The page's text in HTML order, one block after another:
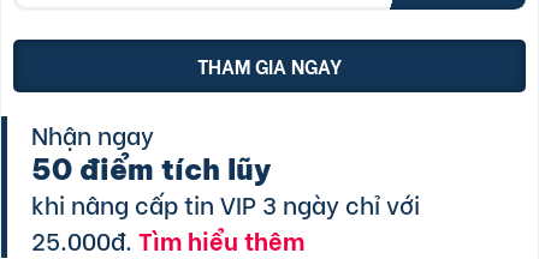
THAM GIA NGAY
Nhận ngay
50 điểm tích lũy
khi nâng cấp tin VIP 3 ngày chỉ với
25.000đ.Tìm hiểu thêm